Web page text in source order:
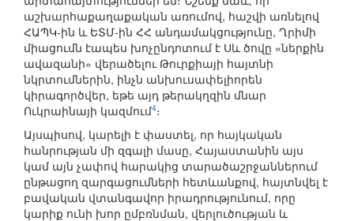
աշխարհաքաղաքական առումով, հաշվի առնելով
ՀԱՊԿ-ին և ԵՏՄ-ին ՀՀ անդամակցությունը, Ղրիմի
միացումն էապես խոչընդոտում է Սև ծովը «ներքին
ավազանի» վերածելու Թուրքիայի հայտնի
նկրտումներին, ինչն անխուսափելիորեն
կիրագործվեր, եթե այդ թերակղզին մնար
Ուկրաինայի կազմում4։
Այսպիսով, կարելի է փաստել, որ հայկական
հանրության մի զգալի մասը, Հայաստանին այս
կամ այն չափով հարակից տարածաշրջաններում
ընթացող զարգացումների հետևանքով, հայտնվել է
բավական վտանգավոր իրադրությունում, որը
կարիք ունի խոր ըմբռնման, վերլուծության և